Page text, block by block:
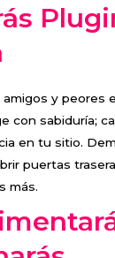
y peores
con sabiduría;
en tu sitio.
puertas
más.